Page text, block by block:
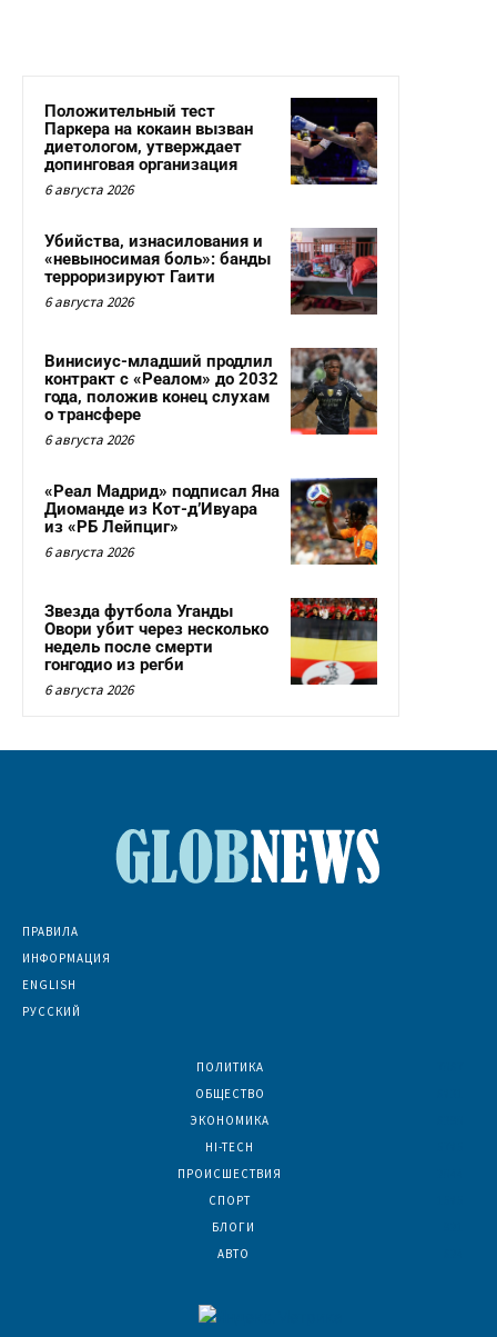
Положительный тест
Паркера на кокаин вызван
диетологом, утверждает
допинговая организация
6 августа 2026
Убийства, изнасилования и
«невыносимая боль»: банды
терроризируют Гаити
6 августа 2026
Винисиус-младший продлил
контракт с «Реалом» до 2032
года, положив конец слухам
о трансфере
6 августа 2026
«Реал Мадрид» подписал Яна
Диоманде из Кот-д’Ивуара
из «РБ Лейпциг»
6 августа 2026
Звезда футбола Уганды
Овори убит через несколько
недель после смерти
гонгодио из регби
6 августа 2026
ПРАВИЛА
ИНФОРМАЦИЯ
ENGLISH
РУССКИЙ
ПОЛИТИКА
ОБЩЕСТВО
ЭКОНОМИКА
HI-TECH
ПРОИСШЕСТВИЯ
СПОРТ
БЛОГИ
АВТО